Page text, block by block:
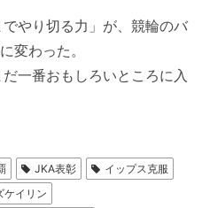
やり切る力」が、競輪のバ
変わった。
一番おもしろいところに入
JKA表彰
イップス克服
ケイリン